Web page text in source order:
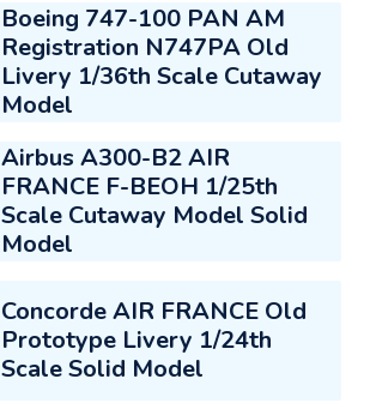
Boeing 747-100 PAN AM
Registration N747PA Old
Livery 1/36th Scale Cutaway
Model
Airbus A300-B2 AIR
FRANCE F-BEOH 1/25th
Scale Cutaway Model Solid
Model
Concorde AIR FRANCE Old
Prototype Livery 1/24th
Scale Solid Model